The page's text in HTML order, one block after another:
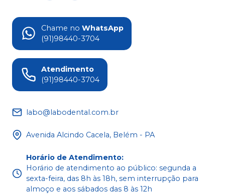
Chame no WhatsApp
(91)98440-3704
Atendimento
(91)98440-3704
labo@labodental.com.br
Avenida Alcindo Cacela, Belém - PA
Horário de Atendimento:
Horário de atendimento ao público: segunda a
sexta-feira, das 8h às 18h, sem interrupção para
almoço e aos sábados das 8 às 12h